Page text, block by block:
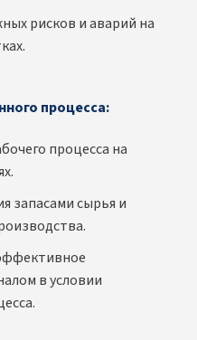
рисков и аварий на
процесса:
процесса на
запасами сырья и
в условии